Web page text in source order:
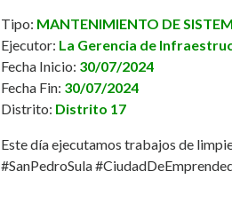
Tipo: MANTENIMIENTO DE
Ejecutor: La Gerencia de
Fecha Inicio: 30/07/2024
Fecha Fin: 30/07/2024
Distrito: Distrito 17
Este día ejecutamos trabajos de
#SanPedroSula